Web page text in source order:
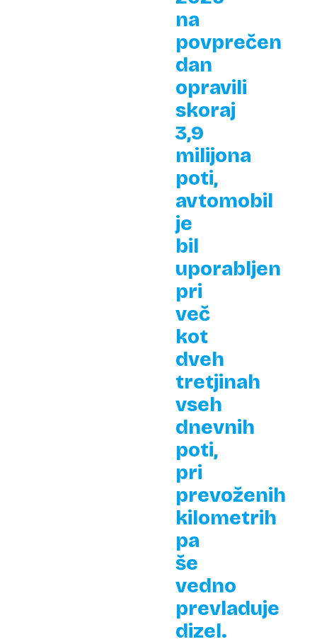
na
povprečen
dan
opravili
skoraj
3,9
milijona
poti,
avtomobil
je
bil
uporabljen
pri
več
kot
dveh
tretjinah
vseh
dnevnih
poti,
pri
prevoženih
kilometrih
pa
še
vedno
prevladuje
dizel.